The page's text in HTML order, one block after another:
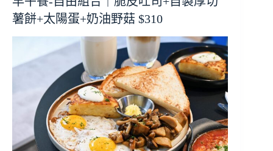
薯餅+太陽蛋+奶油野菇 $310